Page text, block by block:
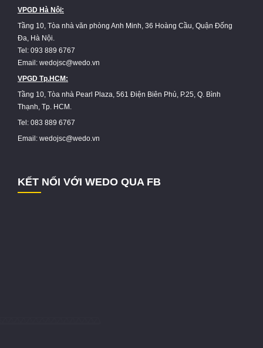
VPGD Hà Nội:
Tầng 10, Tòa nhà văn phòng Anh Minh, 36 Hoàng Cầu, Quận Đống
Đa, Hà Nội.
Tel: 093 889 6767
Email: wedojsc@wedo.vn
VPGD Tp.HCM:
Tầng 10, Tòa nhà Pearl Plaza, 561 Điện Biên Phủ, P.25, Q. Bình
Thạnh, Tp. HCM.
Tel: 083 889 6767
Email: wedojsc@wedo.vn
KẾT NỐI VỚI WEDO QUA FB